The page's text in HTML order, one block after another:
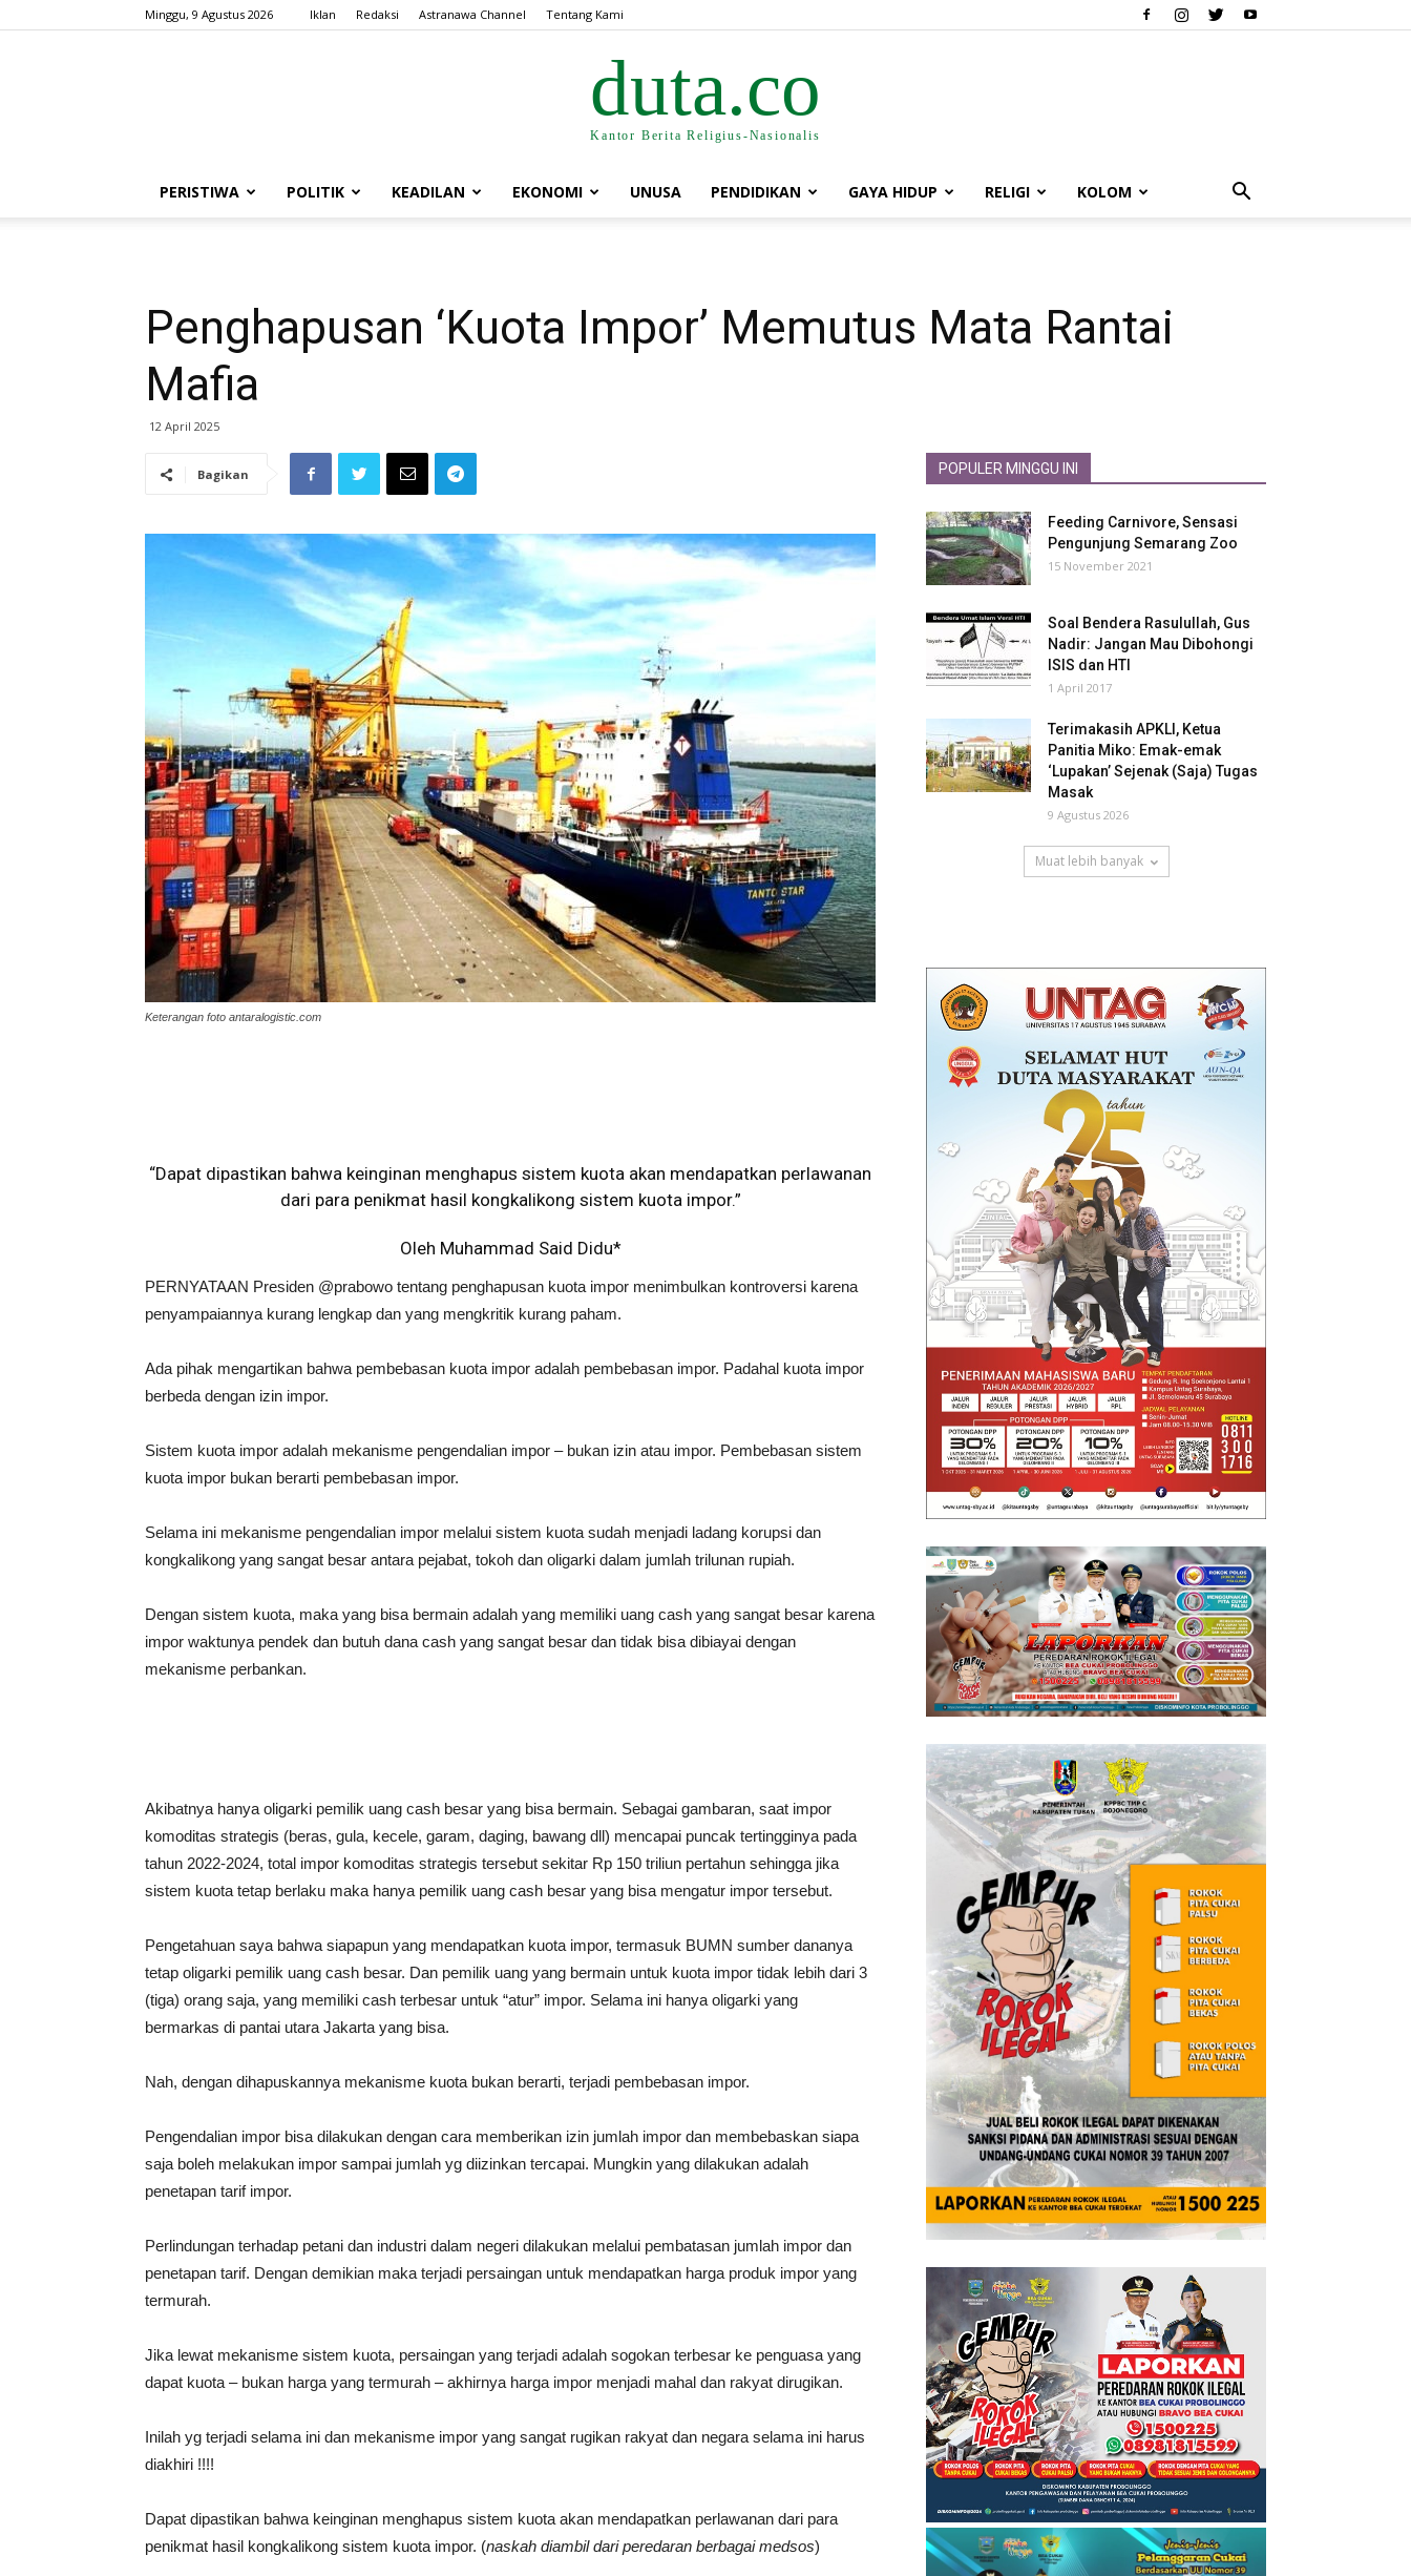
Minggu, 9 Agustus 2026 Iklan Redaksi Astranawa Channel Tentang Kami
duta.co
Kantor Berita Religius-Nasionalis
PERISTIWA POLITIK KEADILAN EKONOMI UNUSA PENDIDIKAN GAYA HIDUP RELIGI KOLOM
Penghapusan ‘Kuota Impor’ Memutus Mata Rantai
Mafia
12 April 2025
Bagikan
Keterangan foto antaralogistic.com
“Dapat dipastikan bahwa keinginan menghapus sistem kuota akan mendapatkan perlawanan
dari para penikmat hasil kongkalikong sistem kuota impor.”
Oleh Muhammad Said Didu*
PERNYATAAN Presiden @prabowo tentang penghapusan kuota impor menimbulkan kontroversi karena
penyampaiannya kurang lengkap dan yang mengkritik kurang paham.
Ada pihak mengartikan bahwa pembebasan kuota impor adalah pembebasan impor. Padahal kuota impor
berbeda dengan izin impor.
Sistem kuota impor adalah mekanisme pengendalian impor – bukan izin atau impor. Pembebasan sistem
kuota impor bukan berarti pembebasan impor.
Selama ini mekanisme pengendalian impor melalui sistem kuota sudah menjadi ladang korupsi dan
kongkalikong yang sangat besar antara pejabat, tokoh dan oligarki dalam jumlah trilunan rupiah.
Dengan sistem kuota, maka yang bisa bermain adalah yang memiliki uang cash yang sangat besar karena
impor waktunya pendek dan butuh dana cash yang sangat besar dan tidak bisa dibiayai dengan
mekanisme perbankan.
Akibatnya hanya oligarki pemilik uang cash besar yang bisa bermain. Sebagai gambaran, saat impor
komoditas strategis (beras, gula, kecele, garam, daging, bawang dll) mencapai puncak tertingginya pada
tahun 2022-2024, total impor komoditas strategis tersebut sekitar Rp 150 triliun pertahun sehingga jika
sistem kuota tetap berlaku maka hanya pemilik uang cash besar yang bisa mengatur impor tersebut.
Pengetahuan saya bahwa siapapun yang mendapatkan kuota impor, termasuk BUMN sumber dananya
tetap oligarki pemilik uang cash besar. Dan pemilik uang yang bermain untuk kuota impor tidak lebih dari 3
(tiga) orang saja, yang memiliki cash terbesar untuk “atur” impor. Selama ini hanya oligarki yang
bermarkas di pantai utara Jakarta yang bisa.
Nah, dengan dihapuskannya mekanisme kuota bukan berarti, terjadi pembebasan impor.
Pengendalian impor bisa dilakukan dengan cara memberikan izin jumlah impor dan membebaskan siapa
saja boleh melakukan impor sampai jumlah yg diizinkan tercapai. Mungkin yang dilakukan adalah
penetapan tarif impor.
Perlindungan terhadap petani dan industri dalam negeri dilakukan melalui pembatasan jumlah impor dan
penetapan tarif. Dengan demikian maka terjadi persaingan untuk mendapatkan harga produk impor yang
termurah.
Jika lewat mekanisme sistem kuota, persaingan yang terjadi adalah sogokan terbesar ke penguasa yang
dapat kuota – bukan harga yang termurah – akhirnya harga impor menjadi mahal dan rakyat dirugikan.
Inilah yg terjadi selama ini dan mekanisme impor yang sangat rugikan rakyat dan negara selama ini harus
diakhiri !!!!
Dapat dipastikan bahwa keinginan menghapus sistem kuota akan mendapatkan perlawanan dari para
penikmat hasil kongkalikong sistem kuota impor. (naskah diambil dari peredaran berbagai medsos)
POPULER MINGGU INI
Feeding Carnivore, Sensasi
Pengunjung Semarang Zoo
15 November 2021
Soal Bendera Rasulullah, Gus
Nadir: Jangan Mau Dibohongi
ISIS dan HTI
1 April 2017
Terimakasih APKLI, Ketua
Panitia Miko: Emak-emak
‘Lupakan’ Sejenak (Saja) Tugas
Masak
9 Agustus 2026
Muat lebih banyak